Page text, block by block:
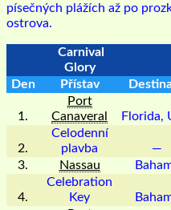
písečných plážích až po
ostrova.
Carnival
Glory
Den
Přístav
1.
Port
Canaveral
Florida,
2.
Celodenní
plavba
—
3.
Nassau
4.
Celebration
Key